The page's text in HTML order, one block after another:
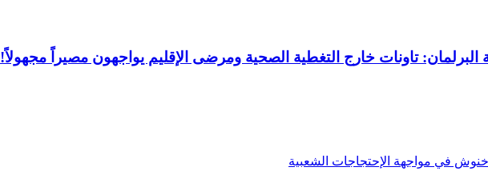
تاونات خارج التغطية الصحية ومرضى الإقليم يواجهون مصيراً مجهولاً!
في مواجهة الإحتجاجات الشعبية